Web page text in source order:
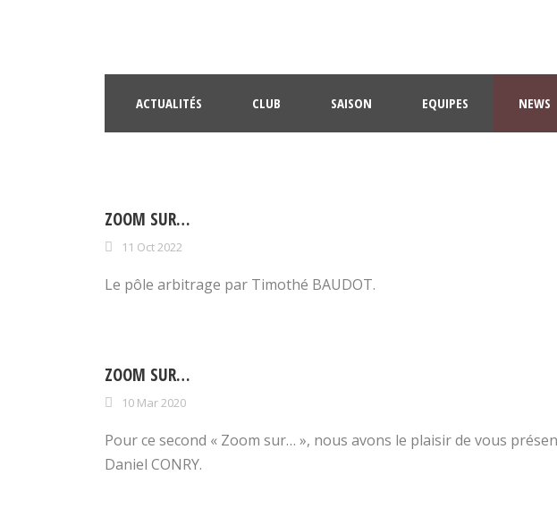
ACTUALITÉS CLUB SAISON EQUIPES NEWS
ZOOM SUR…
11 Oct 2022
Le pôle arbitrage par Timothé BAUDOT.
ZOOM SUR…
10 Mar 2020
Pour ce second « Zoom sur… », nous avons le plaisir de vous
Daniel CONRY.